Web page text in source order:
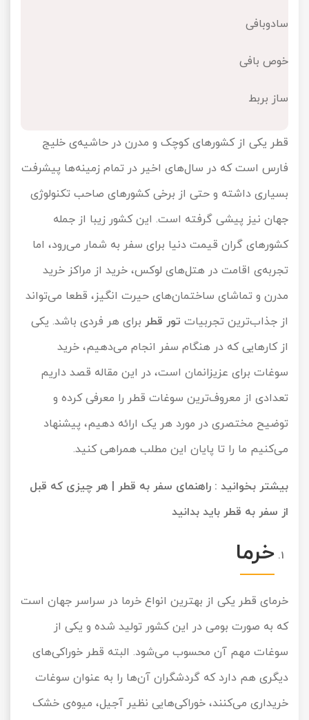
سادوبافی
خوص بافی
ساز بربط
قطر یکی از کشورهای کوچک و مدرن در حاشیه‌ی خلیج
فارس است که در سال‌های اخیر در تمام زمینه‌ها پیشرفت
بسیاری داشته و حتی از برخی کشورهای صاحب تکنولوژی
جهان نیز پیشی گرفته است. این کشور زیبا از جمله
کشورهای گران قیمت دنیا برای سفر به شمار می‌رود، اما
تجربه‌ی اقامت در هتل‌های لوکس، خرید از مراکز خرید
مدرن و تماشای ساختمان‌های حیرت انگیز، قطعا می‌تواند
از جذاب‌ترین تجربیات تور قطر برای هر فردی باشد. یکی
از کارهایی که در هنگام سفر انجام می‌دهیم، خرید
سوغات برای عزیزانمان است، در این مقاله قصد داریم
تعدادی از معروف‌ترین سوغات قطر را معرفی کرده و
توضیح مختصری در مورد هر یک ارائه دهیم، پیشنهاد
می‌کنیم ما را تا پایان این مطلب همراهی کنید.
بیشتر بخوانید : راهنمای سفر به قطر | هر چیزی که قبل
از سفر به قطر باید بدانید
خرما
خرمای قطر یکی از بهترین انواع خرما در سراسر جهان است
که به صورت بومی در این کشور تولید شده و یکی از
سوغات مهم آن محسوب می‌شود. البته قطر خوراکی‌های
دیگری هم دارد که گردشگران آن‌ها را به عنوان سوغات
خریداری می‌کنند، خوراکی‌هایی نظیر آجیل، میوه‌ی خشک
تور سوباتان
تور چابهار
تور مرداب هسل
تور اصفهان
تور ترکمن صحرا